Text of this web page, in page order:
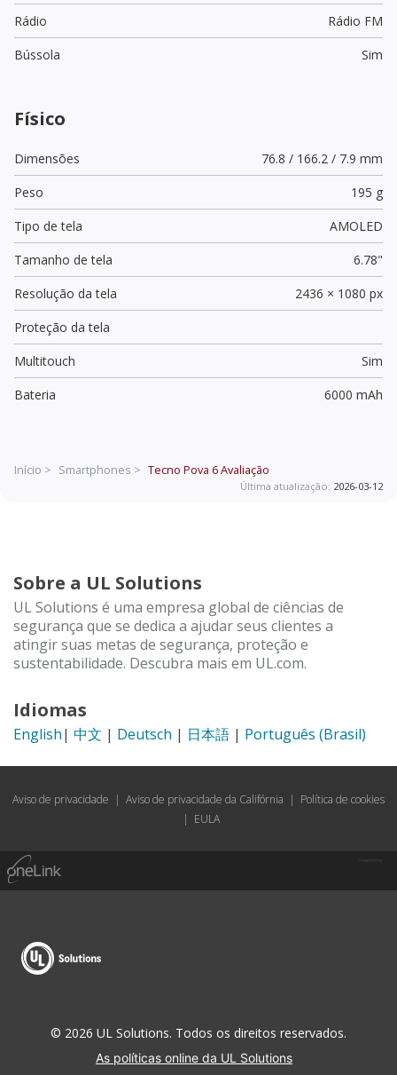
Rádio
Rádio FM
Bússola
Sim
Físico
Dimensões
76.8 / 166.2 / 7.9 mm
Peso
195 g
Tipo de tela
AMOLED
Tamanho de tela
6.78"
Resolução da tela
2436 × 1080 px
Proteção da tela
Multitouch
Sim
Bateria
6000 mAh
Início > Smartphones > Tecno Pova 6Avaliação
Última atualização: 2026-03-12
Sobre a UL Solutions
UL Solutions é uma empresa global de ciências de
segurança que se dedica a ajudar seus clientes a
atingir suas metas de segurança, proteção e
sustentabilidade. Descubra mais em UL.com.
Idiomas
English| 中文 | Deutsch | 日本語 | Português (Brasil)
Aviso de privacidade | Aviso de privacidade da Califórnia | Política de cookies
| EULA
© 2026 UL Solutions. Todos os direitos reservados.
As políticas online da UL Solutions